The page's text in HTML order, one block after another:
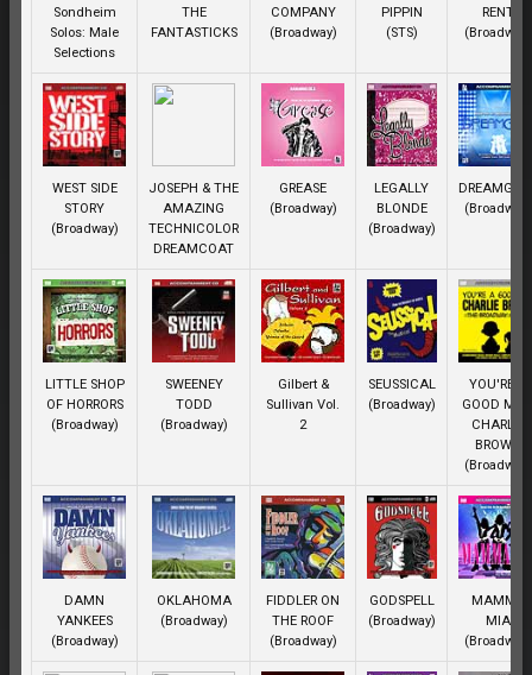
Sondheim
Solos: Male
Selections
THE
FANTASTICKS
COMPANY
(Broadway)
PIPPIN
(STS)
RENT
(Broadway)
WEST SIDE
STORY
(Broadway)
JOSEPH & THE
AMAZING
TECHNICOLOR
DREAMCOAT
GREASE
(Broadway)
LEGALLY
BLONDE
(Broadway)
(Broadway)
LITTLE SHOP
OF HORRORS
(Broadway)
SWEENEY
TODD
(Broadway)
Gilbert &
Sullivan Vol.
2
SEUSSICAL
(Broadway)
YOU'RE A
GOOD
CHARLIE
BROWN
(Broadway)
DAMN
YANKEES
(Broadway)
OKLAHOMA
(Broadway)
FIDDLER ON
THE ROOF
(Broadway)
GODSPELL
(Broadway)
MAMMA
MIA
(Broadway)